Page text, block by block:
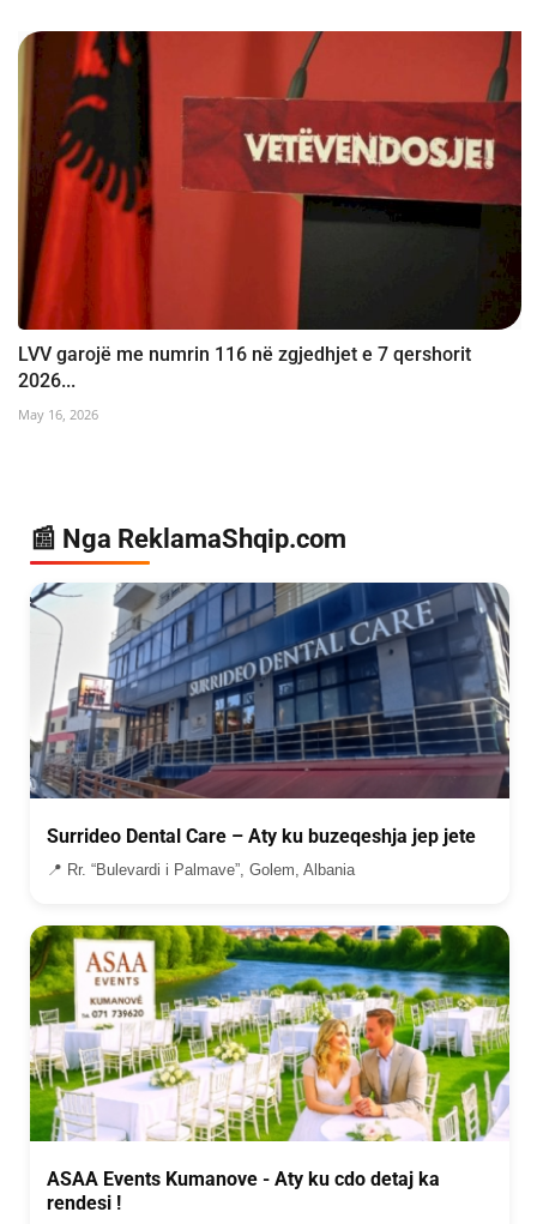
LVV garojë me numrin 116 në zgjedhjet e 7 qershorit
2026...
May 16, 2026
📰 Nga ReklamaShqip.com
Surrideo Dental Care – Aty ku buzeqeshja jep jete
📍 Rr. “Bulevardi i Palmave”, Golem, Albania
ASAA Events Kumanove - Aty ku cdo detaj ka
rendesi !